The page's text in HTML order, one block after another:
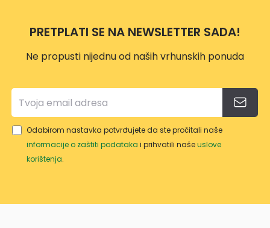
PRETPLATI SE NA NEWSLETTER SADA!
Ne propusti nijednu od naših vrhunskih ponuda
Odabirom nastavka potvrđujete da ste pročitali naše
informacije o zaštiti podataka i prihvatili našeuslove
korištenja.